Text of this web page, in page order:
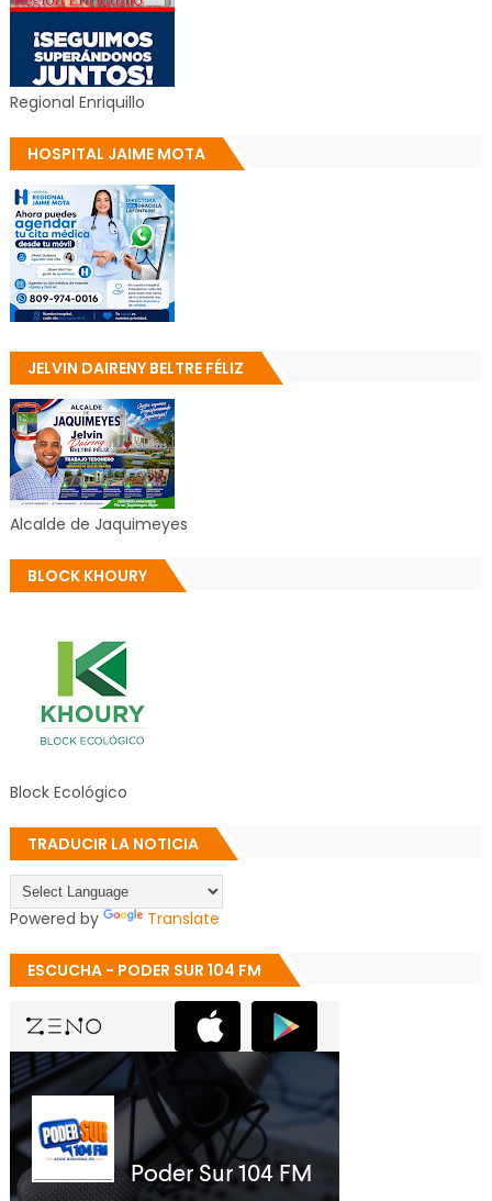
Regional Enriquillo
HOSPITAL JAIME MOTA
JELVIN DAIRENY BELTRE FÉLIZ
Alcalde de Jaquimeyes
BLOCK KHOURY
Block Ecológico
TRADUCIR LA NOTICIA
Powered by Translate
ESCUCHA - PODER SUR 104 FM